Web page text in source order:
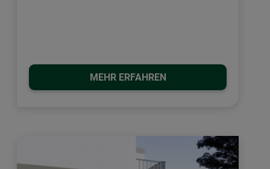
MEHR ERFAHREN